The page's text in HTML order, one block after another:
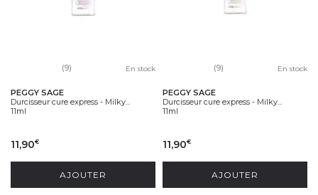
(9) En stock
PEGGY SAGE
Durcisseur cure express - Milky...
11ml
11,90€
AJOUTER
(9) En stock
PEGGY SAGE
Durcisseur cure express - Milky...
11ml
11,90€
AJOUTER